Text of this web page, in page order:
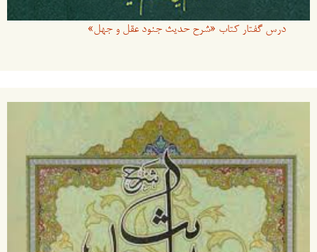
درس گفتار کتاب «شرح حدیث جنود عقل و جهل»